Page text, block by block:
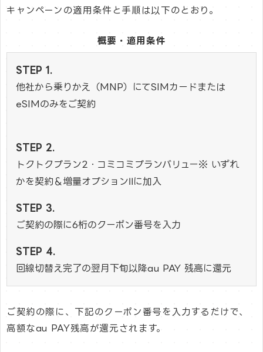
キャンペーンの適用条件と手順は以下のとおり。
概要・適用条件
他社から乗りかえ（MNP）にてSIMカードまたは
eSIMのみをご契約
トクトクプラン2・コミコミプランバリュー※ いずれ
かを契約＆増量オプションⅡに加入
ご契約の際に6桁のクーポン番号を入力
回線切替え完了の翌月下旬以降au PAY 残高に還元
ご契約の際に、下記のクーポン番号を入力するだけで、
高額なau PAY残高が還元されます。